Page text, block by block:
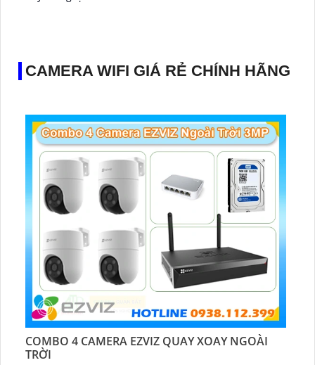
CAMERA WIFI GIÁ RẺ CHÍNH HÃNG
COMBO 4 CAMERA EZVIZ QUAY XOAY NGOÀI
TRỜI